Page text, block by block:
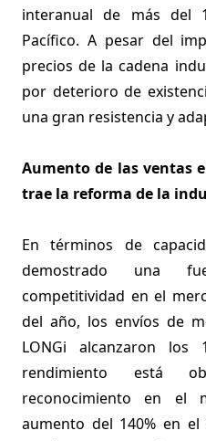
interanual de más del
Pacífico. A pesar del
precios de la cadena
por deterioro de
una gran resistencia y
Aumento de las ventas
trae la reforma de la
En términos de
demostrado una
competitividad en el
del año, los envíos de
LONGi alcanzaron
rendimiento está
reconocimiento en el
aumento del 140% en